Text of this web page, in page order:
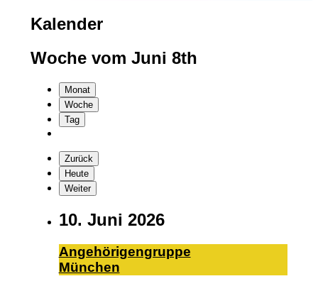
Kalender
Woche vom Juni 8th
Monat
Woche
Tag
Zurück
Heute
Weiter
10. Juni 2026
An­ge­hö­ri­gen­grup­pe
Mün­chen